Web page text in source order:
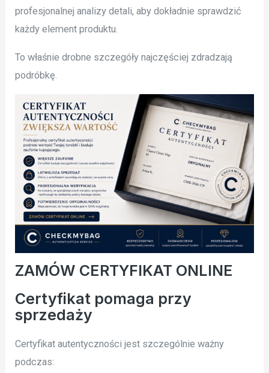
profesjonalnej analizy detali, aby dokładnie sprawdzić
każdy element produktu.
To właśnie drobne szczegóły najczęściej zdradzają
podróbkę.
ZAMÓW CERTYFIKAT ONLINE
Certyfikat pomaga przy
sprzedaży
Certyfikat autentyczności jest szczególnie ważny
podczas: